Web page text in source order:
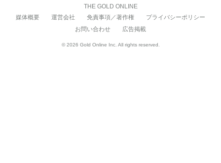
THE GOLD ONLINE
媒体概要
運営会社 免責事項／著作権
プライバシーポリシー
お問い合わせ
広告掲載
© 2026 Gold Online Inc. All rights reserved.